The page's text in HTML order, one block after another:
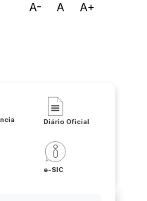
A- A A+
de
Diário Oficial
e-SIC